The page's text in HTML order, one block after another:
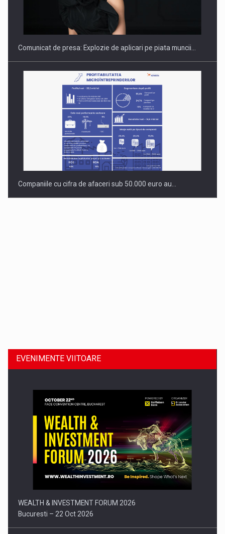
Hard Enduro Piatra Craiului 2026, fueled by benzinariile RO…
Comunicat de presa: Explozie de aplicari pe piata muncii…
Companiile cu cifra de afaceri sub 50.000 euro au…
Comunicat de presa: Joburile part-time reincep sa intre pe…
EVENIMENTE VIITOARE
WEALTH & INVESTMENT FORUM 2026
Bucuresti – 22 Oct 2026